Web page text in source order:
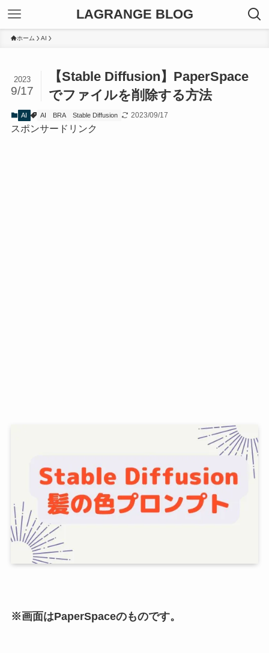
LAGRANGE BLOG
ホーム AI
【Stable Diffusion】PaperSpace
でファイルを削除する方法
2023
9/17
AI AI BRA Stable Diffusion 2023/09/17
スポンサードリンク
※画面はPaperSpaceのものです。